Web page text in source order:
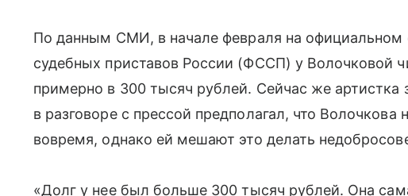
По данным СМИ, в начале февраля на официальном
судебных приставов России (ФССП) у Волочковой
примерно в 300 тысяч рублей. Сейчас же артистка
в разговоре с прессой предполагал, что Волочкова
вовремя, однако ей мешают это делать
«Долг у нее был больше 300 тысяч рублей. Она